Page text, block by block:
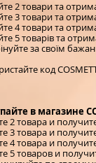
2 товари та
3 товари та
4 товари та
5 товарів та
за своїм
код
в магазине
2 товара и
3 товара и
4 товара и
5 товаров и